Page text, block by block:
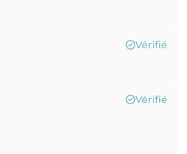
Vérifié
Vérifié